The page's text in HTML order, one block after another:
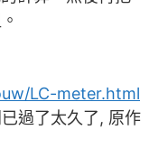
LC-meter.html
過了太久了, 原作